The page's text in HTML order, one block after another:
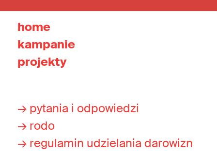
home
kampanie
projekty
→ pytania i odpowiedzi
→ rodo
→ regulamin udzielania darowizn